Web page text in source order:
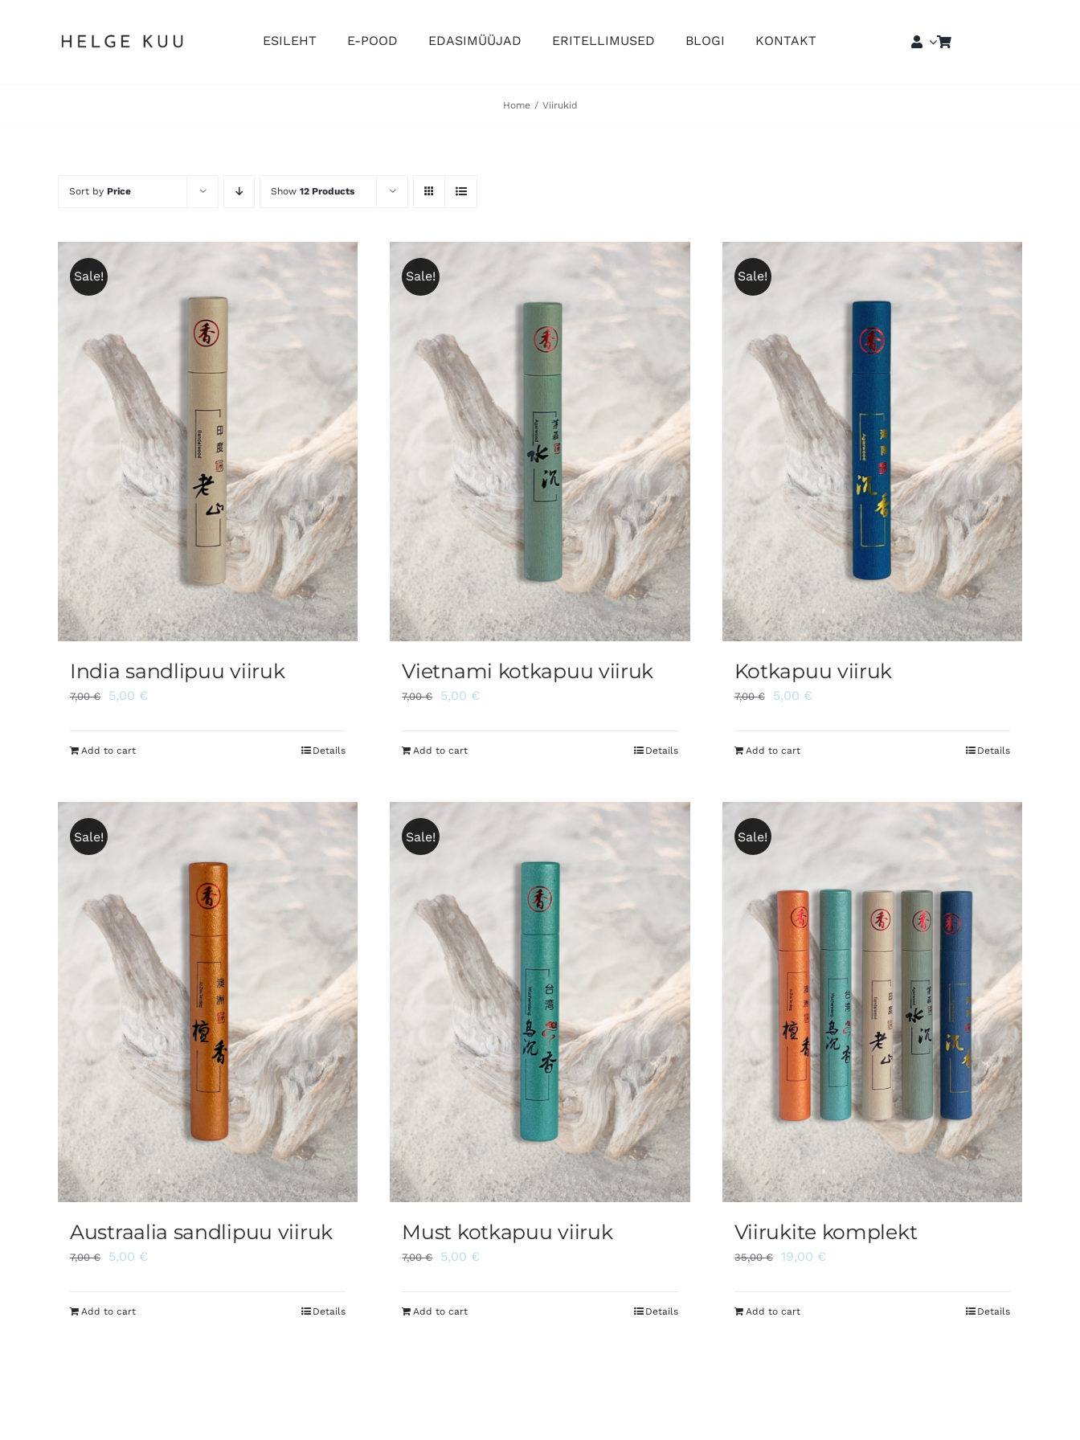
ESILEHT E-POOD EDASIMÜÜJAD ERITELLIMUSED BLOGI KONTAKT
Home Viirukid
Sort by Price Show 12 Products
Sale!
India sandlipuu viiruk
7,00€ 5,00 €
Add to cart Details
Sale!
Vietnami kotkapuu viiruk
7,00€ 5,00 €
Add to cart Details
Sale!
Kotkapuu viiruk
7,00€ 5,00 €
Add to cart Details
Sale!
Austraalia sandlipuu viiruk
7,00€ 5,00 €
Add to cart Details
Sale!
Must kotkapuu viiruk
7,00€ 5,00 €
Add to cart Details
Sale!
Viirukite komplekt
35,00€ 19,00 €
Add to cart Details